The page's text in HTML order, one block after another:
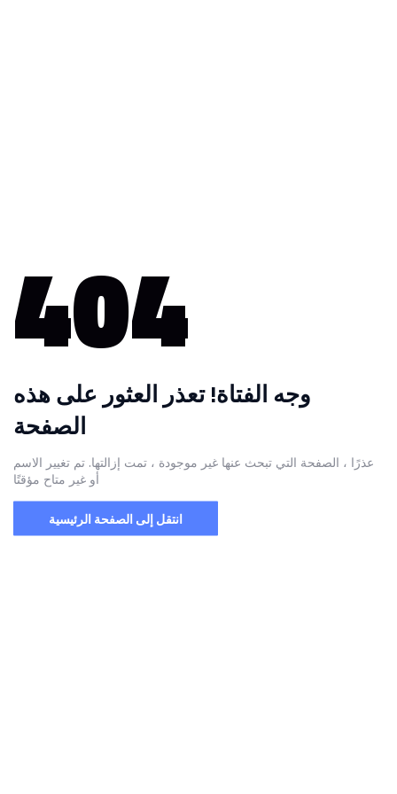
404
وجه الفتاة! تعذر العثور على هذه
الصفحة
عذرًا ، الصفحة التي تبحث عنها غير موجودة ، تمت إزالتها. تم تغيير الاسم
أو غير متاح مؤقتًا
انتقل إلى الصفحة الرئيسية